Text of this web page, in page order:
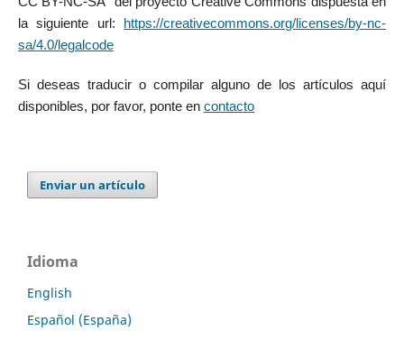
la siguiente url:
https://creativecommons.org/licenses/by-nc-
sa/4.0/legalcode
Si deseas traducir o compilar alguno de los artículos aquí
disponibles, por favor, ponte en contacto
Enviar un artículo
Idioma
English
Español (España)